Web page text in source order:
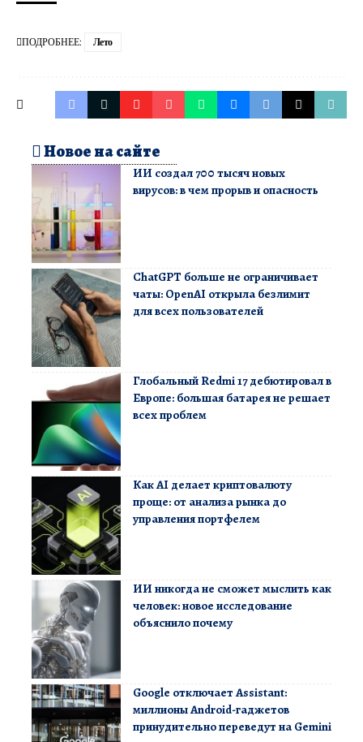
ПОДРОБНЕЕ: Лето
Новое на сайте
ИИ создал 700 тысяч новых
вирусов: в чем прорыв и опасность
ChatGPT больше не ограничивает
чаты: OpenAI открыла безлимит
для всех пользователей
Глобальный Redmi 17 дебютировал в
Европе: большая батарея не решает
всех проблем
Как AI делает криптовалюту
проще: от анализа рынка до
управления портфелем
ИИ никогда не сможет мыслить как
человек: новое исследование
объяснило почему
Google отключает Assistant:
миллионы Android-гаджетов
принудительно переведут на Gemini